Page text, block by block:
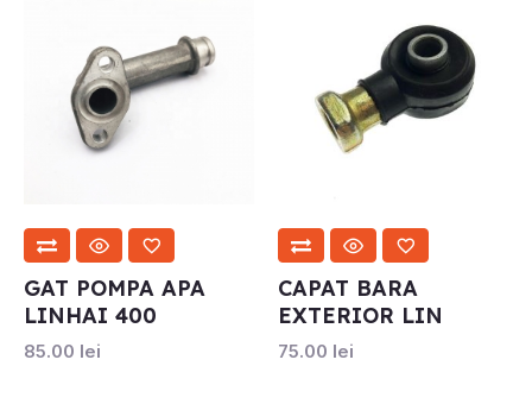
GAT POMPA APA
LINHAI 400
85.00 lei
CAPAT BARA
EXTERIOR LIN
75.00 lei